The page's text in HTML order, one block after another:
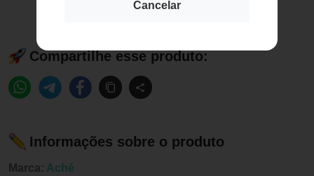
Cancelar
Compartilhe esse produto:
Informações sobre o produto
Marca: Aché